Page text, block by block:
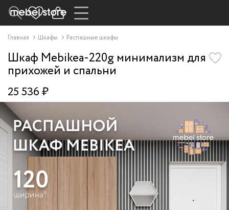
Главная Шкафы Распашные шкафы
Шкаф Mebikea-220g минимализм для
прихожей и спальни
25 536 ₽